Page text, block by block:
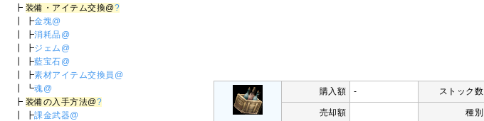
購入額 - ストック数
売却額 種別
┣ 装備・アイテム交換@?
┃ ┣金塊@
┃ ┣消耗品@
┃ ┣ジェム@
┃ ┣藍宝石@
┃ ┣素材アイテム交換員@
┃ ┗魂@
┣ 装備の入手方法@?
┃ ┣課金武器@